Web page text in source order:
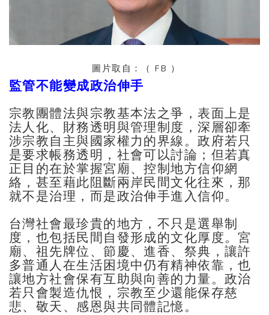
圖片取自：（ FB ）
監管不能變成政治伸手
宗教團體法與宗教基本法之爭，表面上是
法人化、財務透明與管理制度，深層卻牽
涉宗教自主與國家權力的界線。政府若只
是要求帳務透明，社會可以討論；但若真
正目的在於掌握宮廟、控制地方信仰網
絡，甚至藉此阻斷兩岸民間文化往來，那
就不是治理，而是政治伸手進入信仰。
台灣社會最珍貴的地方，不只是選舉制
度，也包括民間自發形成的文化厚度。宮
廟、祖先牌位、節慶、進香、祭典，讓許
多普通人在生活困境中仍有精神依靠，也
讓地方社會保有互助與向善的力量。政治
若只會製造仇恨，宗教至少還能保存慈
悲、敬天、感恩與共同體記憶。